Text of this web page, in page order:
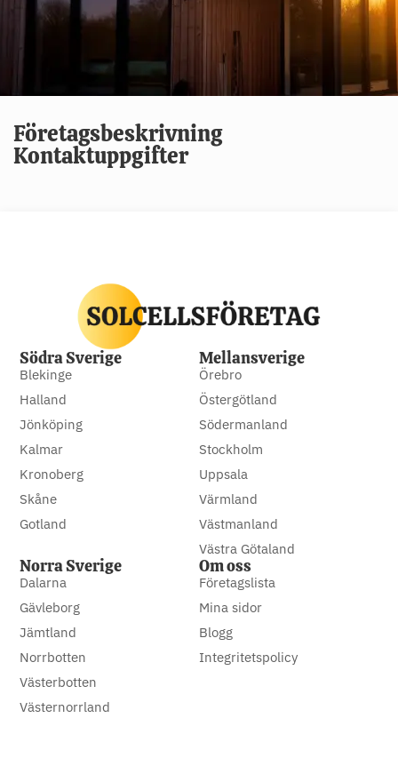
Företagsbeskrivning
Kontaktuppgifter
Södra Sverige
Blekinge
Halland
Jönköping
Kalmar
Kronoberg
Skåne
Gotland
Mellansverige
Örebro
Östergötland
Södermanland
Stockholm
Uppsala
Värmland
Västmanland
Västra Götaland
Norra Sverige
Dalarna
Gävleborg
Jämtland
Norrbotten
Västerbotten
Västernorrland
Om oss
Företagslista
Mina sidor
Blogg
Integritetspolicy